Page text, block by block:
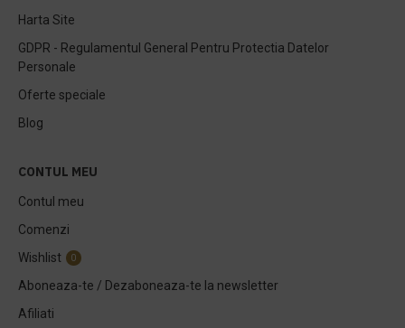
Harta Site
GDPR - Regulamentul General Pentru Protectia Datelor
Personale
Oferte speciale
Blog
CONTUL MEU
Contul meu
Comenzi
Wishlist
0
Aboneaza-te / Dezaboneaza-te la newsletter
Afiliati